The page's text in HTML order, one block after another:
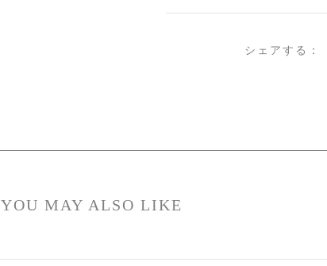
シェアする：
YOU MAY ALSO LIKE